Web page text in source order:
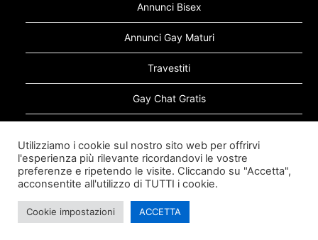
Annunci Bisex
Annunci Gay Maturi
Travestiti
Gay Chat Gratis
Sugar Daddy Gay
©2026 Siti Incontri Gay
Utilizziamo i cookie sul nostro sito web per offrirvi
l'esperienza più rilevante ricordandovi le vostre
preferenze e ripetendo le visite. Cliccando su "Accetta",
acconsentite all'utilizzo di TUTTI i cookie.
Cookie impostazioni ACCETTA